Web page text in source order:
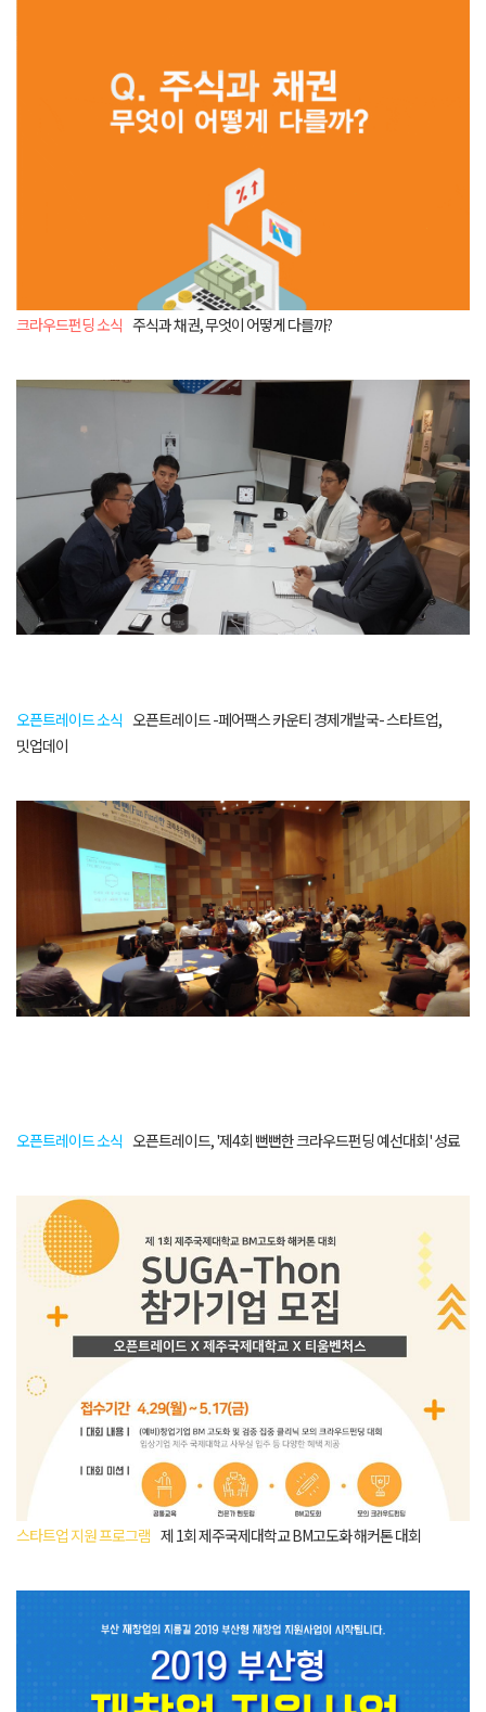
크라우드펀딩 소식 주식과 채권, 무엇이 어떻게 다를까?
오픈트레이드 소식 오픈트레이드 -페어팩스 카운티 경제개발국- 스타트업,
밋업데이
오픈트레이드 소식 오픈트레이드, '제4회 뻔뻔한 크라우드펀딩 예선대회' 성료
스타트업 지원 프로그램 제 1회 제주국제대학교 BM고도화 해커톤 대회